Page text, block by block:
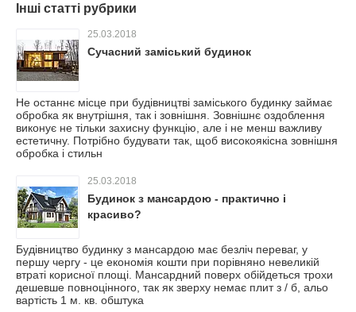
Інші статті рубрики
25.03.2018
Сучасний заміський будинок
Не останнє місце при будівництві заміського будинку займає
обробка як внутрішня, так і зовнішня. Зовнішнє оздоблення
виконує не тільки захисну функцію, але і не менш важливу
естетичну. Потрібно будувати так, щоб високоякісна зовнішня
обробка і стильн
25.03.2018
Будинок з мансардою - практично і
красиво?
Будівництво будинку з мансардою має безліч переваг, у
першу чергу - це економія кошти при порівняно невеликій
втраті корисної площі. Мансардний поверх обійдеться трохи
дешевше повноцінного, так як зверху немає плит з / б, альо
вартість 1 м. кв. обштука